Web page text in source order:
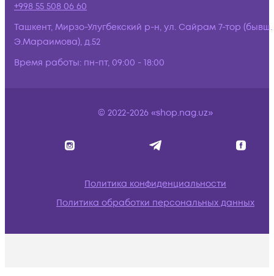
+998 55 508 06 60
Ташкент, Мирзо-Улугбекский р-н, ул. Сайрам 7-тор (бывш.
Э.Мараимова), д.52
Время работы: пн-пт, 09:00 - 18:00
© 2022-2026 «shop.nag.uz»
Политика конфиденциальности
Политика обработки персональных данных